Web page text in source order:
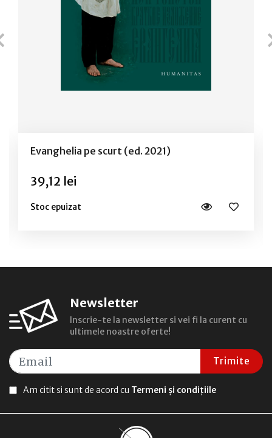
Evanghelia pe scurt (ed. 2021)
39,12 lei
Stoc epuizat
Newsletter
Inscrie-te la newsletter si vei fi la curent cu
ultimele noastre oferte!
Trimite
Am citit si sunt de acord cu Termeni și condițiile